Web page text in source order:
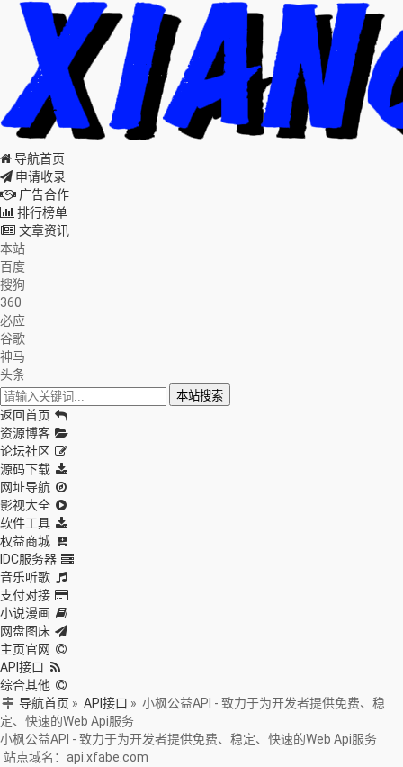
导航首页
申请收录
广告合作
排行榜单
文章资讯
本站
百度
搜狗
360
必应
谷歌
神马
头条
本站搜索
返回首页
资源博客
论坛社区
源码下载
网址导航
影视大全
软件工具
权益商城
IDC服务器
音乐听歌
支付对接
小说漫画
网盘图床
主页官网
API接口
综合其他
导航首页 » API接口 » 小枫公益API - 致力于为开发者提供免费、稳
定、快速的Web Api服务
小枫公益API - 致力于为开发者提供免费、稳定、快速的Web Api服务
站点域名：api.xfabe.com